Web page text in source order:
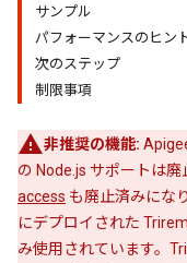
サンプル
パフォーマンスのヒン
次のステップ
制限事項
非推奨の機能:
の Node.js サポートは
access も廃止済みにな
にデプロイされた
み使用されています。